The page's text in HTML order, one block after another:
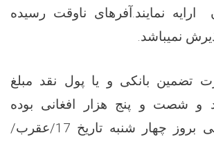
نمایند.آفرهای ناوقت رسیده
نمیباشد
تضمین بانکی و یا پول نقد مبلغ
و شصت و پنج هزار افغانی بوده
بروز چهار شنبه تاریخ 17/ عقرب/